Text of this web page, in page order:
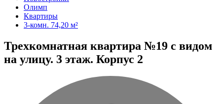
Олимп
Квартиры
3-комн. 74,20 м²
Трехкомнатная квартира №19 с видом
на улицу. 3 этаж. Корпус 2